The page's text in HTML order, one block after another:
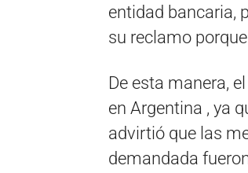
entidad bancaria,
su reclamo
De esta manera,
en Argentina , ya
advirtió que las
demandada